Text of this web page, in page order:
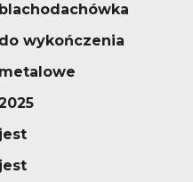
blachodachówka
do wykończenia
metalowe
jest
jest